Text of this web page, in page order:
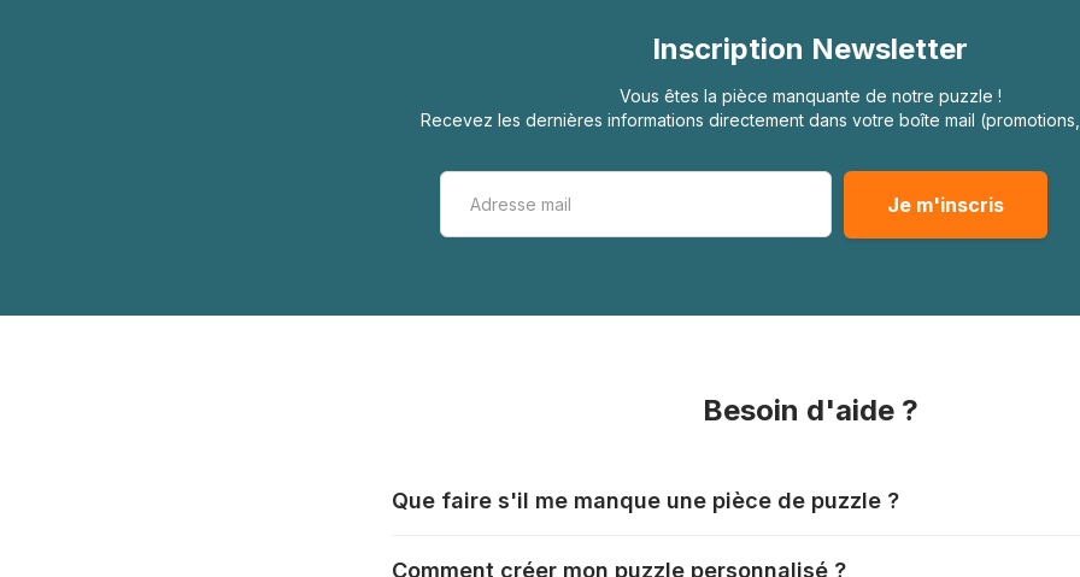
Inscription Newsletter
Vous êtes la pièce manquante de notre puzzle !
Recevez les dernières informations directement dans votre boîte mail
Besoin d'aide ?
Que faire s'il me manque une pièce de puzzle ?
Comment créer mon puzzle personnalisé ?